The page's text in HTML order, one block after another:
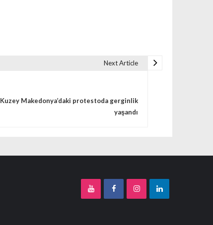
Next Article
Kuzey Makedonya’daki protestoda gerginlik
yaşandı